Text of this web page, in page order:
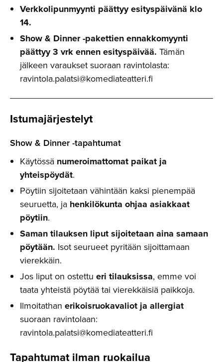
Verkkolipunmyynti päättyy esityspäivänä klo
14.
Show & Dinner -pakettien ennakkomyynti
päättyy 3 vrk ennen esityspäivää. Tämän
jälkeen varaukset suoraan ravintolasta:
ravintola.palatsi@komediateatteri.fi
Istumajär­jestelyt
Show & Dinner -tapahtumat
Käytössä numeroimattomat paikat ja
yhteispöydät.
Pöytiin sijoitetaan vähintään kaksi pienempää
seuruetta, ja henkilökunta ohjaa asiakkaat
pöytiin.
Saman tilauksen liput sijoitetaan aina samaan
pöytään. Isot seurueet pyritään sijoittamaan
vierekkäin.
Jos liput on ostettu eri tilauksissa, emme voi
taata yhteistä pöytää tai vierekkäisiä paikkoja.
Ilmoitathan erikoisruokavaliot ja allergiat
suoraan ravintolaan:
ravintola.palatsi@komediateatteri.fi
Tapahtumat ilman ruokailua